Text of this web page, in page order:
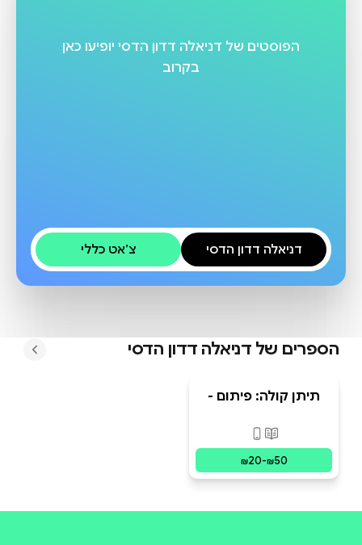
הפוסטים של דניאלה דדון הדסי יופיעו כאן
בקרוב
דניאלה דדון הדסי צ׳אט כללי
הספרים של דניאלה דדון הדסי
תיתן קולה: פיתום -
פורמטים זמינים
₪20-₪50